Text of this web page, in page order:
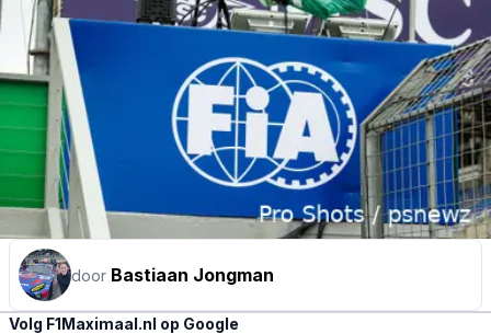
door Bastiaan Jongman
Volg F1Maximaal.nl op Google